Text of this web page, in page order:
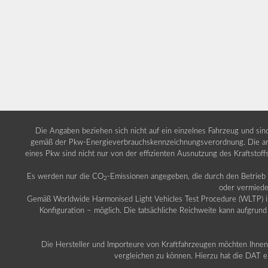
Die Angaben beziehen sich nicht auf ein einzelnes Fahrzeug und
gemäß der Pkw-Energieverbrauchskennzeichnungsverordnung. Die
eines Pkw sind nicht nur von der effizienten Ausnutzung des
Es werden nur die CO2 -Emissionen angegeben, die durch den
oder
Gemäß Worldwide Harmonised Light Vehicles Test Procedure
Konfiguration – möglich. Die tatsächliche Reichweite kann
Die Hersteller und Importeure von Kraftfahrzeugen möchten
vergleichen zu können. Hierzu hat die DAT